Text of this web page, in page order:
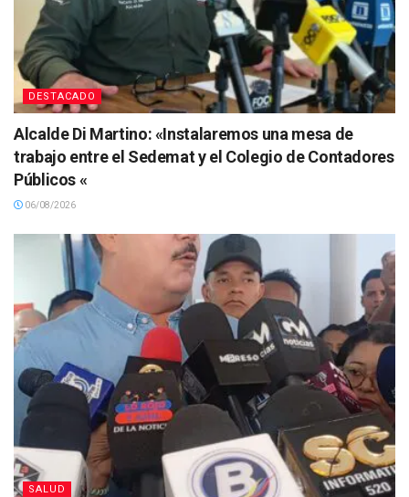
DESTACADO
Alcalde Di Martino: «Instalaremos una mesa de
trabajo entre el Sedemat y el Colegio de Contadores
Públicos «
06/08/2026
SALUD